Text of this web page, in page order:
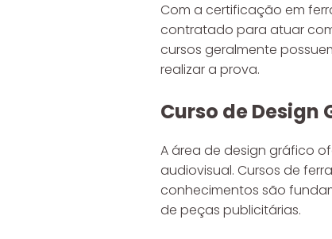
Com a certificação em
contratado para atuar
cursos geralmente
realizar a prova.
Curso de Design
A área de design gráfico
audiovisual. Cursos de
conhecimentos são
de peças publicitárias.